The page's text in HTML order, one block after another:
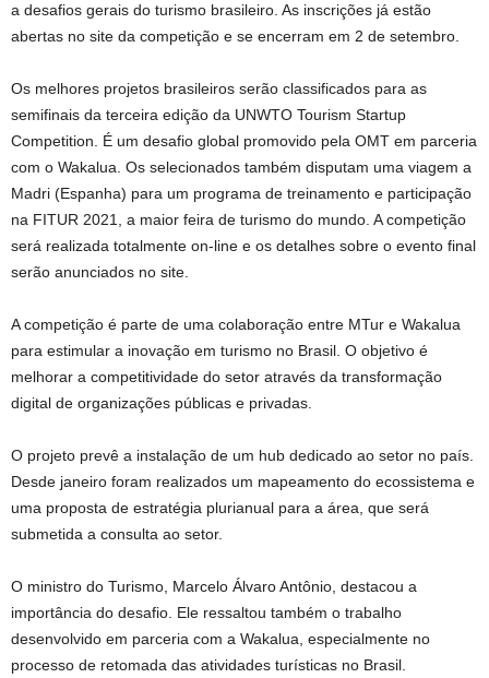
a desafios gerais do turismo brasileiro. As inscrições já estão
abertas no site da competição e se encerram em 2 de setembro.
Os melhores projetos brasileiros serão classificados para as
semifinais da terceira edição da UNWTO Tourism Startup
Competition. É um desafio global promovido pela OMT em parceria
com o Wakalua. Os selecionados também disputam uma viagem a
Madri (Espanha) para um programa de treinamento e participação
na FITUR 2021, a maior feira de turismo do mundo. A competição
será realizada totalmente on-line e os detalhes sobre o evento final
serão anunciados no site.
A competição é parte de uma colaboração entre MTur e Wakalua
para estimular a inovação em turismo no Brasil. O objetivo é
melhorar a competitividade do setor através da transformação
digital de organizações públicas e privadas.
O projeto prevê a instalação de um hub dedicado ao setor no país.
Desde janeiro foram realizados um mapeamento do ecossistema e
uma proposta de estratégia plurianual para a área, que será
submetida a consulta ao setor.
O ministro do Turismo, Marcelo Álvaro Antônio, destacou a
importância do desafio. Ele ressaltou também o trabalho
desenvolvido em parceria com a Wakalua, especialmente no
processo de retomada das atividades turísticas no Brasil.